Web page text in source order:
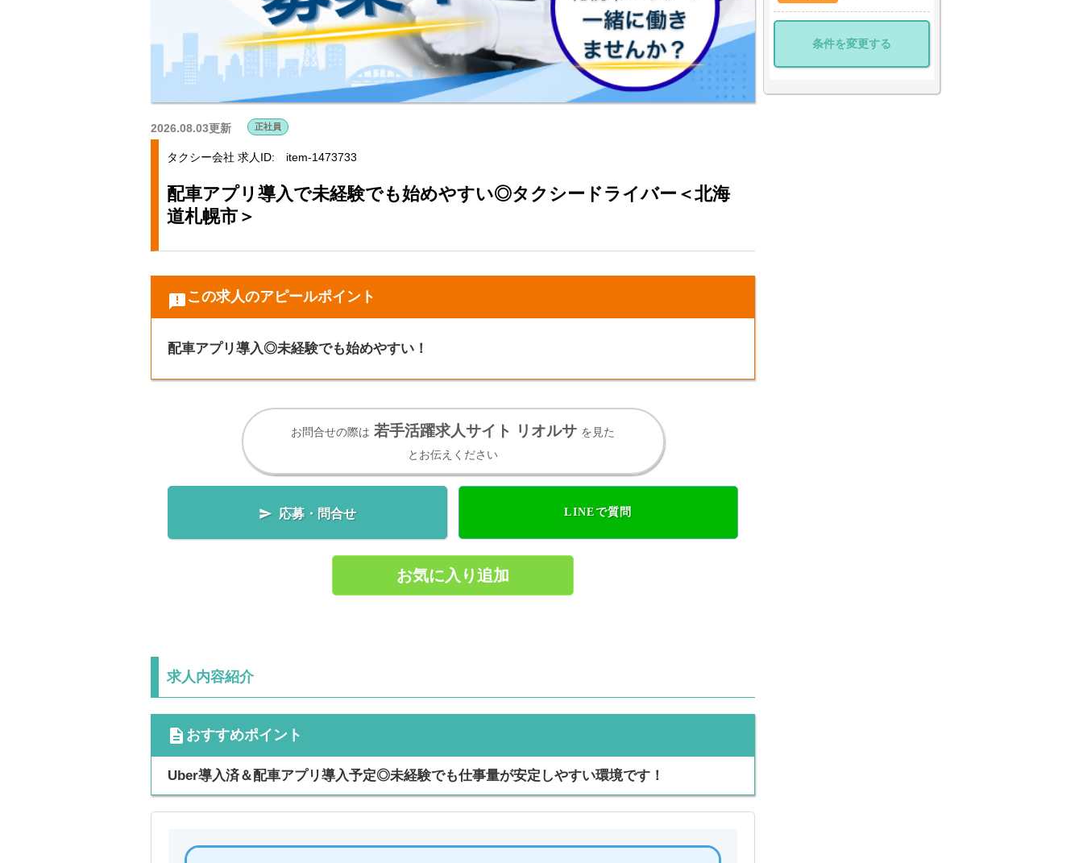
条件を変更する
2026.08.03更新 正社員
タクシー会社 求人ID: item-1473733
配車アプリ導入で未経験でも始めやすい◎タクシードライバー＜北海
道札幌市＞
announcement この求人のアピールポイント
配車アプリ導入◎未経験でも始めやすい！
お問合せの際は 若手活躍求人サイト リオルサ を見た
とお伝えください
 応募・問合せ LINEで質問
お気に入り追加
求人内容紹介
cdescription おすすめポイント
Uber導入済＆配車アプリ導入予定◎未経験でも仕事量が安定しやすい環境です！